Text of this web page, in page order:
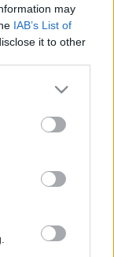
may
IAB’s List of
it to other
more Google
may click to
party tags to
below Google
A
vakcinával.
újra kinyitnának